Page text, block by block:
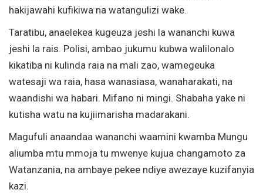
hakijawahi kufikiwa na watangulizi wake.
Taratibu, anaelekea kugeuza jeshi la wananchi kuwa
jeshi la rais. Polisi, ambao jukumu kubwa walilonalo
kikatiba ni kulinda raia na mali zao, wamegeuka
watesaji wa raia, hasa wanasiasa, wanaharakati, na
waandishi wa habari. Mifano ni mingi. Shabaha yake ni
kutisha watu na kujiimarisha madarakani.
Magufuli anaandaa wananchi waamini kwamba Mungu
aliumba mtu mmoja tu mwenye kujua changamoto za
Watanzania, na ambaye pekee ndiye awezaye kuzifanyia
kazi.